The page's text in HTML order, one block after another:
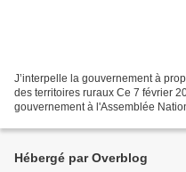
J’interpelle la gouvernement à
des territoires ruraux Ce 7 février
gouvernement à l'Assemblée
Hébergé par Overblog